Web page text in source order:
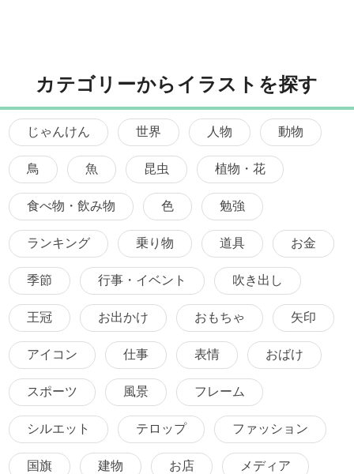
カテゴリーからイラストを探す
じゃんけん 世界 人物 動物
鳥 魚 昆虫 植物・花
食べ物・飲み物 色 勉強
ランキング 乗り物 道具 お金
季節 行事・イベント 吹き出し
王冠 お出かけ おもちゃ 矢印
アイコン 仕事 表情 おばけ
スポーツ 風景 フレーム
シルエット テロップ ファッション
国旗 建物 お店 メディア